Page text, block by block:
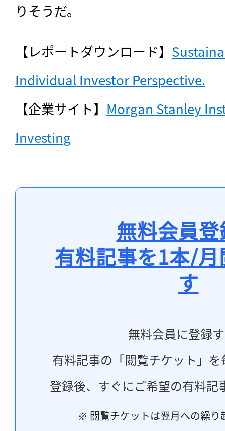
りそうだ。
【レポートダウンロード】
Individual Investor Perspective.
【企業サイト】 Morgan Stanley
Investing
無料会員
有料記事を1本/
す
無料会員に登録
有料記事の「閲覧チケット」
登録後、すぐにご希望の有料記
※ 閲覧チケットは翌月への繰り